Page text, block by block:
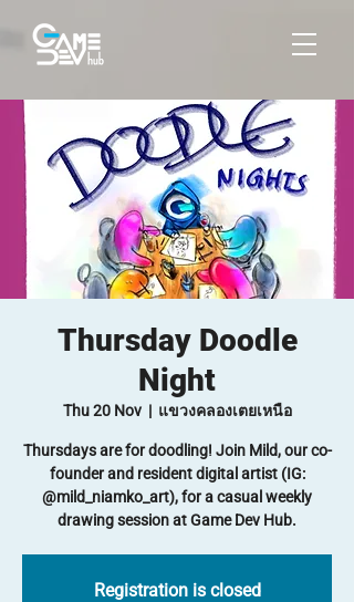
Thursday Doodle
Night
Thu 20 Nov
  |
แขวงคลองเตยเหนือ
Thursdays are for doodling! Join Mild, our co-
founder and resident digital artist (IG:
@mild_niamko_art), for a casual weekly
drawing session at Game Dev Hub.
Registration is closed